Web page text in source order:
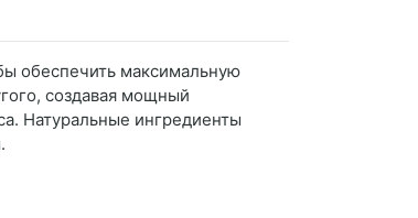
обеспечить максимальную
создавая мощный
Натуральные ингредиенты